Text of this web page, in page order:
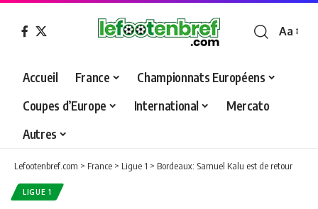
Font
Aa
Accueil France
Championnats Européens
Coupes d’Europe
International
Mercato
Autres
Lefootenbref.com > France > Ligue 1 > Bordeaux: Samuel Kalu est de retour
LIGUE 1